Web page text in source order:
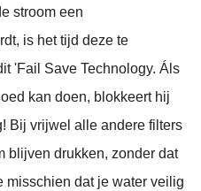
stroom een
is het tijd deze te
'Fail Save Technology. Áls
kan doen, blokkeert hij
Bij vrijwel alle andere filters
blijven drukken, zonder dat
misschien dat je water veilig